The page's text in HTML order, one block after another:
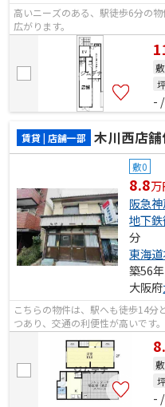
高いニーズのある、駅徒歩6分の
広がります。
-
賃貸 | 店舗一部 木川西店
敷0
8.8
阪急
地下
分
東海
築56
大阪府
こちらの物件は、駅へも徒歩14分
つあり、交通の利便性が高いです。
-